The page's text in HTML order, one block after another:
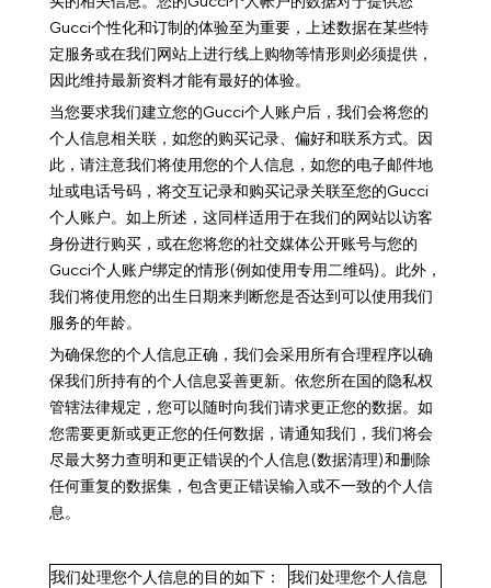
Gucci个性化和订制的体验至为重要，上述数据在某些特
定服务或在我们网站上进行线上购物等情形则必须提供，
因此维持最新资料才能有最好的体验。
当您要求我们建立您的Gucci个人账户后，我们会将您的
个人信息相关联，如您的购买记录、偏好和联系方式。因
此，请注意我们将使用您的个人信息，如您的电子邮件地
址或电话号码，将交互记录和购买记录关联至您的Gucci
个人账户。如上所述，这同样适用于在我们的网站以访客
身份进行购买，或在您将您的社交媒体公开账号与您的
Gucci个人账户绑定的情形(例如使用专用二维码)。此外，
我们将使用您的出生日期来判断您是否达到可以使用我们
服务的年龄。
为确保您的个人信息正确，我们会采用所有合理程序以确
保我们所持有的个人信息妥善更新。依您所在国的隐私权
管辖法律规定，您可以随时向我们请求更正您的数据。如
您需要更新或更正您的任何数据，请通知我们，我们将会
尽最大努力查明和更正错误的个人信息(数据清理)和删除
任何重复的数据集，包含更正错误输入或不一致的个人信
息。
我们处理您个人信息的目的如下：
我们处理您个人信息